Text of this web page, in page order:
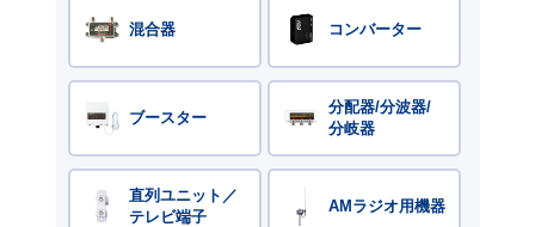
混合器 コンバーター
ブースター
分配器/分波器/
分岐器
直列ユニット／
テレビ端子
AMラジオ用機器